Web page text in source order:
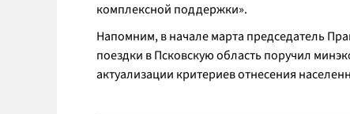
комплексной поддержки».
Напомним, в начале марта председатель
поездки в Псковскую область поручил
актуализации критериев отнесения